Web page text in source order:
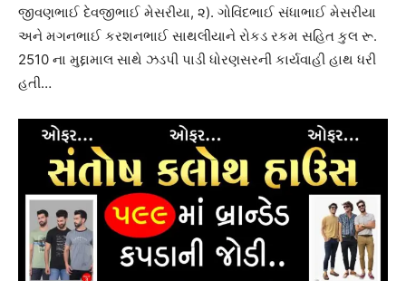
જીવણભાઈ દેવજીભાઈ મેસરીયા, ૨). ગોવિંદભાઈ સંધાભાઈ મેસરીયા
અને મગનભાઈ કરશનભાઈ સાથલીયાને રોકડ રકમ સહિત કુલ રૂ.‌
2510 ના મુદ્દામાલ સાથે ઝડપી પાડી ધોરણસરની કાર્યવાહી હાથ ધરી
હતી…